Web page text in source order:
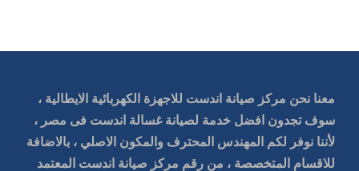
معنا نحن مركز صيانة اندست للاجهزة الكهربائية الايطالية ،
سوف تجدون افضل خدمة لصيانة غسالة اندست فى مصر ،
لأننا نوفر لكم المهندس المحترف والمكون الاصلي ، بالاضافة
للاقسام المتخصصة ، من رقم مركز صيانة اندست المعتمد